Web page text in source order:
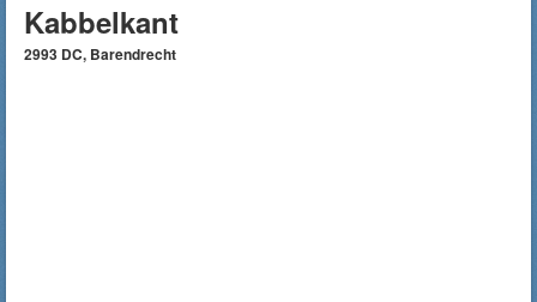
Kabbelkant
2993 DC, Barendrecht